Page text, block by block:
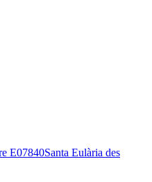
E07840Santa Eulària des